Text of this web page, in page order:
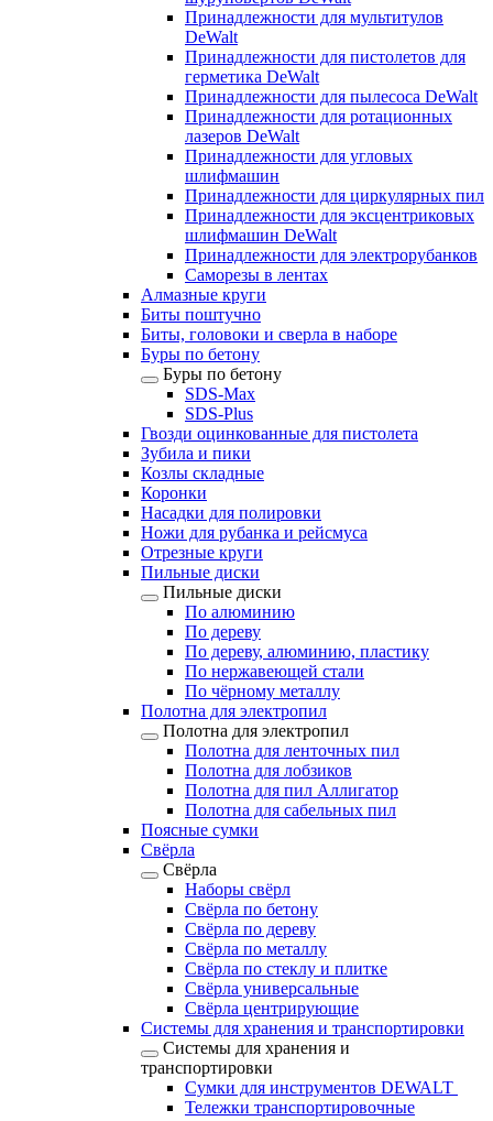
Принадлежности для мультитулов
DeWalt
Принадлежности для пистолетов для
герметика DeWalt
Принадлежности для пылесоса DeWalt
Принадлежности для ротационных
лазеров DeWalt
Принадлежности для угловых
шлифмашин
Принадлежности для циркулярных пил
Принадлежности для эксцентриковых
шлифмашин DeWalt
Принадлежности для электрорубанков
Саморезы в лентах
Алмазные круги
Биты поштучно
Биты, головоки и сверла в наборе
Буры по бетону
Буры по бетону
SDS-Max
SDS-Plus
Гвозди оцинкованные для пистолета
Зубила и пики
Козлы складные
Коронки
Насадки для полировки
Ножи для рубанка и рейсмуса
Отрезные круги
Пильные диски
Пильные диски
По алюминию
По дереву
По дереву, алюминию, пластику
По нержавеющей стали
По чёрному металлу
Полотна для электропил
Полотна для электропил
Полотна для ленточных пил
Полотна для лобзиков
Полотна для пил Аллигатор
Полотна для сабельных пил
Поясные сумки
Свёрла
Свёрла
Наборы свёрл
Свёрла по бетону
Свёрла по дереву
Свёрла по металлу
Свёрла по стеклу и плитке
Свёрла универсальные
Свёрла центрирующие
Системы для хранения и транспортировки
Системы для хранения и
транспортировки
Сумки для инструментов DEWALT
Тележки транспортировочные